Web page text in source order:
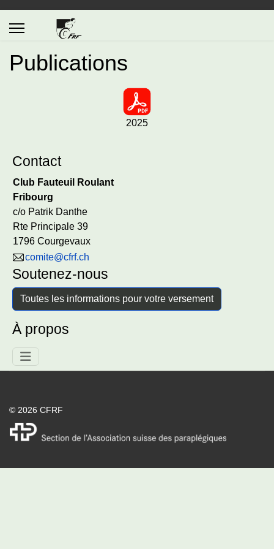
Publications
2025
Contact
Club Fauteuil Roulant
Fribourg
c/o Patrik Danthe
Rte Principale 39
1796 Courgevaux
comite@cfrf.ch
Soutenez-nous
Toutes les informations pour votre versement
À propos
© 2026 CFRF